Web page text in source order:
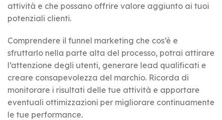
attività e che possano offrire valore aggiunto ai tuoi
potenziali clienti.
Comprendere il funnel marketing che cos’è e
sfruttarlo nella parte alta del processo, potrai attirare
l’attenzione degli utenti, generare lead qualificati e
creare consapevolezza del marchio. Ricorda di
monitorare i risultati delle tue attività e apportare
eventuali ottimizzazioni per migliorare continuamente
le tue performance.